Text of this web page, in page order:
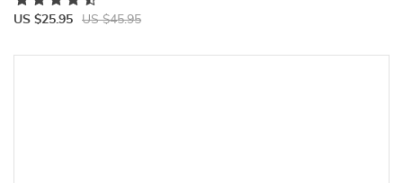
US $25.95 US $45.95